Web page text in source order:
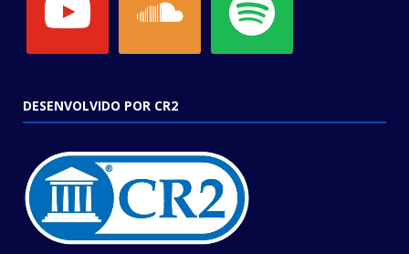
DESENVOLVIDO POR CR2